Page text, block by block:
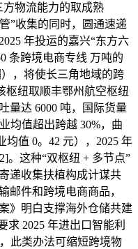
方物流能力的取成熟
”收集的同时，圆通速递
年投运的嘉兴“东方六
条跨境电商专线 万吨的
，将使长三角地域的跨
枢纽取顺丰鄂州航空枢纽
达 6000 吨，国际货量
均值超出跨越 30%，曲
均值 0。42 元），2025 年
。这种“双枢纽 + 多节点”
递收集扶植构成计谋共
邮件和跨境电商商品，
》明白支撑海外仓储共建
求 2025 年进出口智能利
此类办法可缩短跨境物